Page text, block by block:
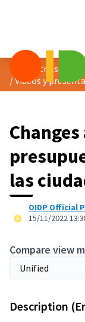
/Vídeos y
las
OIDP Official
15/11/2022
Compare view
Description